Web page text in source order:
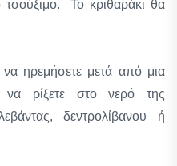
τσούξιμο. Το κριθαράκι θα
ηρεμήσετε μετά από μια
να ρίξετε στο νερό της
δεντρολίβανου ή